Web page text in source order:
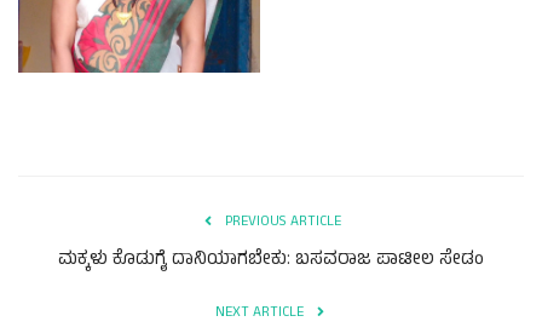
PREVIOUS ARTICLE
ಮಕ್ಕಳು ಕೊಡುಗೈ ದಾನಿಯಾಗಬೇಕು: ಬಸವರಾಜ ಪಾಟೀಲ ಸೇಡಂ
NEXT ARTICLE